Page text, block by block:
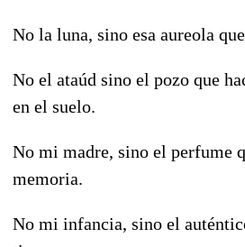
No la luna, sino esa aureola
No el ataúd sino el pozo que
en el suelo.
No mi madre, sino el perfume
memoria.
No mi infancia, sino el